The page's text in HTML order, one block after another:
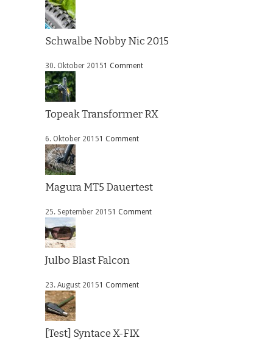
Schwalbe Nobby Nic 2015
30. Oktober 20151 Comment
Topeak Transformer RX
6. Oktober 20151 Comment
Magura MT5 Dauertest
25. September 20151 Comment
Julbo Blast Falcon
23. August 20151 Comment
[Test] Syntace X-FIX